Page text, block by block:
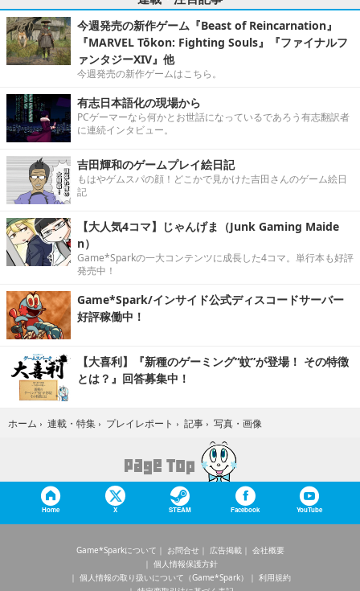
今週発売の新作ゲーム『Beast of Reincarnation』
『MARVEL Tōkon: Fighting Souls』『ファイナルフ
ァンタジーXIV』他
今週発売の新作ゲームはこちら。
有志日本語化の現場から
PCゲーマーなら何かとお世話になっているであろう有志翻訳者
に連続インタビュー。
吉田輝和のゲームプレイ絵日記
もはやゲムスパの顔！どこかで見かけた吉田さんのゲーム絵日
記
【大人気4コマ】じゃんげま（Junk Gaming Maide
n）
Game*Sparkの一大コンテンツに成長した4コマ。単行本も好評
発売中！
Game*Spark/インサイド公式ディスコードサーバー
好評稼働中！
【大喜利】『新種のゲーミング“蚊”が登場！ その特徴
とは？』回答募集中！
ホーム › 連載・特集 › プレイレポート › 記事 › 写真・画像
Home X STEAM Facebook YouTube
Game*Sparkについて お問合せ 広告掲載
会社概要
個人情報保護方針
個人情報の取り扱いについて（Game*Spark）
利用規約